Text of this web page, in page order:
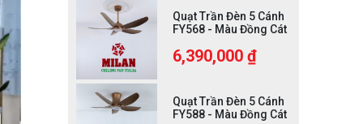
Quạt Trần Đèn 5 Cánh
FY568 - Màu Đồng Cát
6,390,000 ₫
Quạt Trần Đèn 5 Cánh
FY588 - Màu Đồng Cát